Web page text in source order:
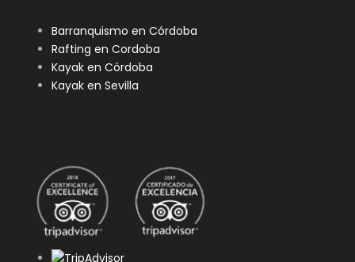
Barranquismo en Córdoba
Rafting en Cordoba
Kayak en Córdoba
Kayak en Sevilla